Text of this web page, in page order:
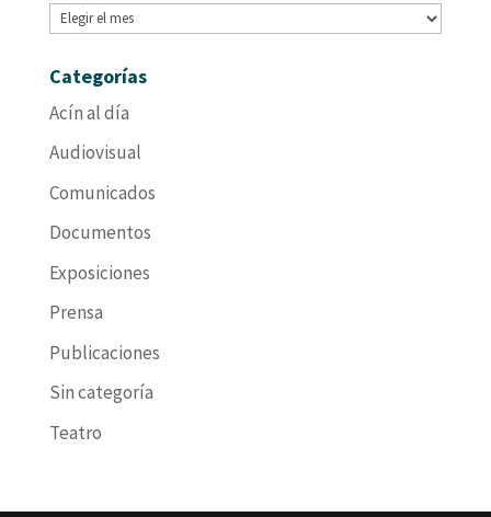
Archivos
Categorías
Acín al día
Audiovisual
Comunicados
Documentos
Exposiciones
Prensa
Publicaciones
Sin categoría
Teatro